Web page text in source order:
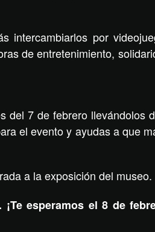
intercambiarlos por
de entretenimiento,
del 7 de febrero llevándolos
el evento y ayudas a que
a la exposición del museo.
esperamos el 8 de